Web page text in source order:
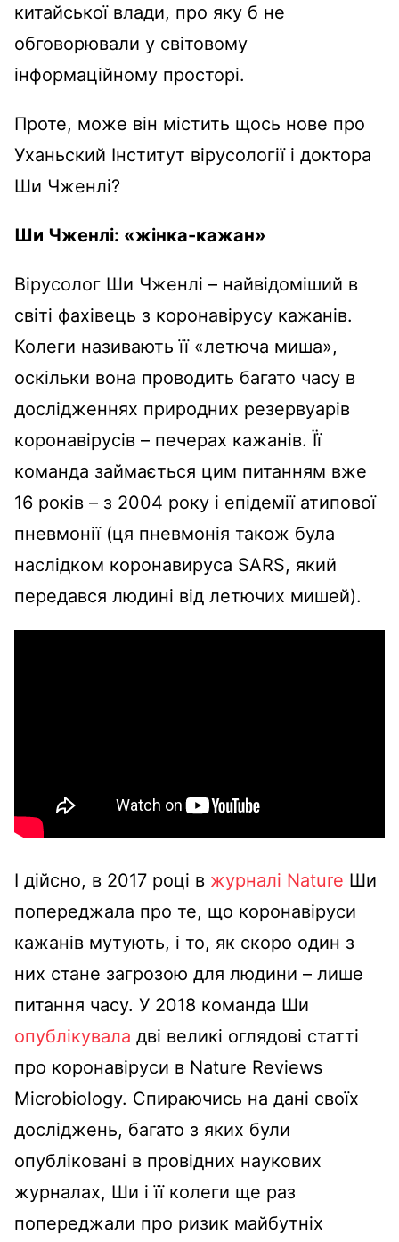
китайської влади, про яку б не
обговорювали у світовому
інформаційному просторі.
Проте, може він містить щось нове про
Уханьский Інститут вірусології і доктора
Ши Чженлі?
Ши Чженлі: «жінка-кажан»
Вірусолог Ши Чженлі – найвідоміший в
світі фахівець з коронавірусу кажанів.
Колеги називають її «летюча миша»,
оскільки вона проводить багато часу в
дослідженнях природних резервуарів
коронавірусів – печерах кажанів. Її
команда займається цим питанням вже
16 років – з 2004 року і епідемії атипової
пневмонії (ця пневмонія також була
наслідком коронавируса SARS, який
передався людині від летючих мишей).
І дійсно, в 2017 році в журналі Nature Ши
попереджала про те, що коронавіруси
кажанів мутують, і то, як скоро один з
них стане загрозою для людини – лише
питання часу. У 2018 команда Ши
опублікувала дві великі оглядові статті
про коронавіруси в Nature Reviews
Microbiology. Спираючись на дані своїх
досліджень, багато з яких були
опубліковані в провідних наукових
журналах, Ши і її колеги ще раз
попереджали про ризик майбутніх